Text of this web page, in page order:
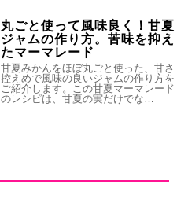
丸ごと使って風味良く！甘夏
ジャムの作り方。苦味を抑え
たマーマレード
甘夏みかんをほぼ丸ごと使った、甘さ
控えめで風味の良いジャムの作り方を
ご紹介します。この甘夏マーマレード
のレシピは、甘夏の実だけでな…